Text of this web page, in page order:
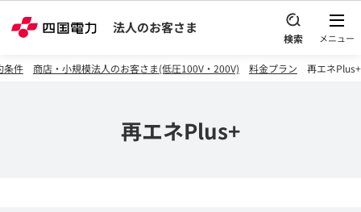
法人のお客さま
条件 商店・小規模法人のお客さま(低圧100V・200V) 料金プラン 再エネPlus+
再エネPlus+